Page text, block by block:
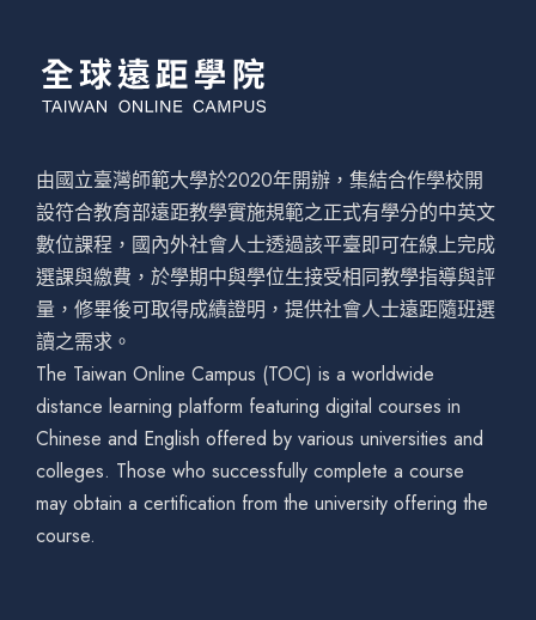
由國立臺灣師範大學於2020年開辦，集結合作學校開
設符合教育部遠距教學實施規範之正式有學分的中英文
數位課程，國內外社會人士透過該平臺即可在線上完成
選課與繳費，於學期中與學位生接受相同教學指導與評
量，修畢後可取得成績證明，提供社會人士遠距隨班選
讀之需求。
The Taiwan Online Campus (TOC) is a worldwide
distance learning platform featuring digital courses in
Chinese and English offered by various universities and
colleges. Those who successfully complete a course
may obtain a certification from the university offering the
course.